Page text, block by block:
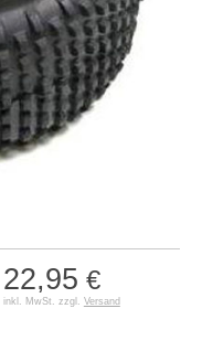
22,95 €
inkl. MwSt. zzgl. Versand